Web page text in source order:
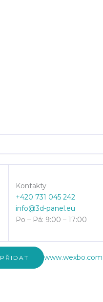
Kontakty
+420 731 045 242
info@3d-panel.eu
Po – Pá: 9:00 – 17:00
PŘIDAT www.wexbo.com